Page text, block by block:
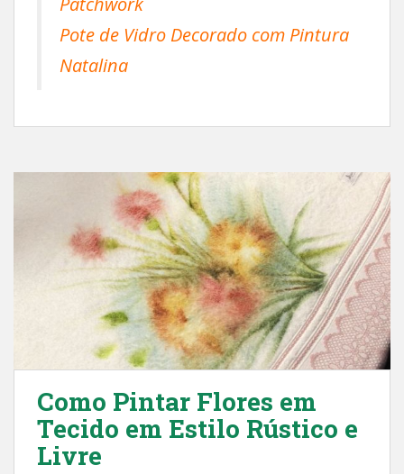
Pote de Vidro Decorado com Pintura
Natalina
Como Pintar Flores em
Tecido em Estilo Rústico e
Livre